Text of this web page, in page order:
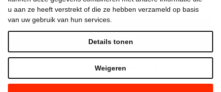
u aan ze heeft verstrekt of die ze hebben verzameld op basis
van uw gebruik van hun services.
Weigeren
Details tonen
Laatste nieuws